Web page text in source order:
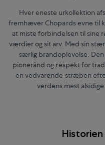
Hver eneste urkollektion
fremhæver Chopards evne til
at miste forbindelsen til sine
værdier og sit arv. Med sin
særlig brandoplevelse.
pionerånd og respekt for
en vedvarende stræben
verdens mest